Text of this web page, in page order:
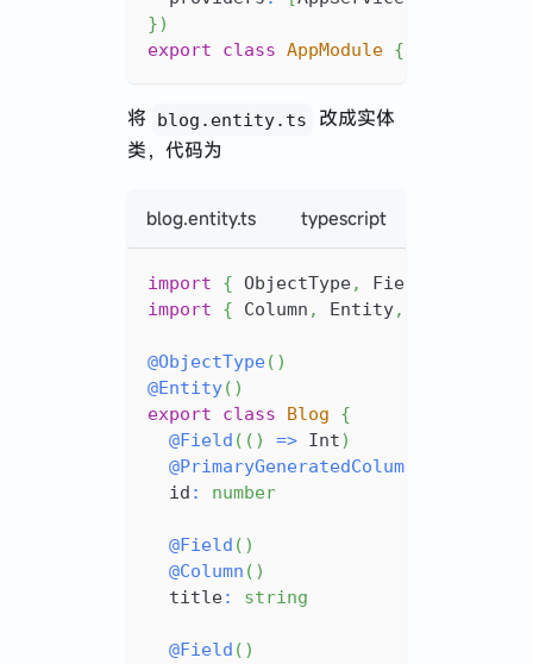
})
export
class AppModule {
将 blog.entity.ts
改成实体
类，代码为
blog.entity.ts typescript
import { ObjectType, Field
import
{ Column , Entity,
@ObjectType( )
@Entity( )
export
class Blog
{
@Field ( ( ) => Int)
@PrimaryGeneratedColumn
  id
: number
@Field ( )
@Column ( )
  title
: string
@Field ( )